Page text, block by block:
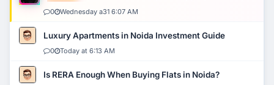
0 Wednesday a31 6:07 AM
Luxury Apartments in Noida Investment Guide
0 Today at 6:13 AM
Is RERA Enough When Buying Flats in Noida?